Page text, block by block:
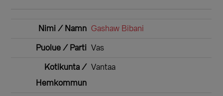
Gashaw Bibani
Vas
Vantaa